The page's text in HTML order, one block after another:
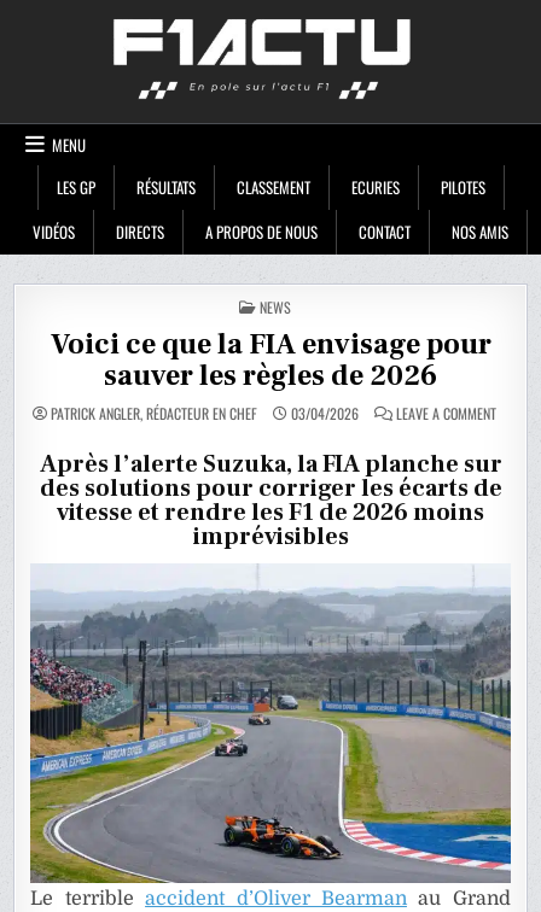
MENU
LES GP
RÉSULTATS CLASSEMENT ECURIES
PILOTES
VIDÉOS
DIRECTS A PROPOS DE NOUS CONTACT NOS AMIS
POSTED
IN
NEWS
Voici ce que la FIA envisage pour
sauver les règles de 2026
PATRICK ANGLER, RÉDACTEUR EN CHEF 03/04/2026 LEAVE A COMMENTON
QUE
LA
FIA
2026
Après l’alerte Suzuka, la FIA planche sur
des solutions pour corriger les écarts de
vitesse et rendre les F1 de 2026 moins
imprévisibles
Le terribleaccident d’Oliver Bearmanau Grand